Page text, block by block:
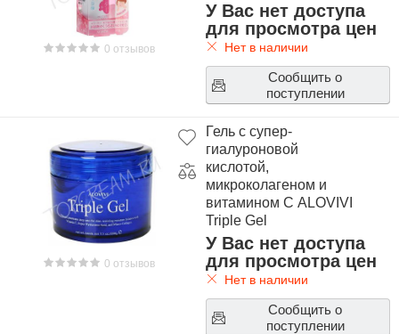
0 отзывов
У Вас нет доступа
для просмотра цен
Нет в наличии
Сообщить о
поступлении
0 отзывов
Гель с супер-
гиалуроновой
кислотой,
микроколагеном и
витамином С ALOVIVI
Triple Gel
У Вас нет доступа
для просмотра цен
Нет в наличии
Сообщить о
поступлении